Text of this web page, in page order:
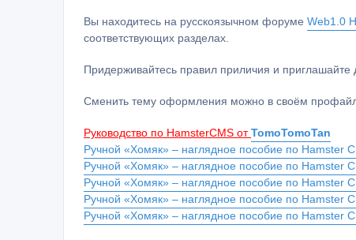
Вы находитесь на русскоязычном форуме Web1.0
соответствующих разделах.
Придерживайтесь правил приличия и
Сменить тему оформления можно в своём
Руководство по HamsterCMS от TomoTomoTan
Ручной «Хомяк» – наглядное пособие по Hamster
Ручной «Хомяк» – наглядное пособие по Hamster
Ручной «Хомяк» – наглядное пособие по Hamster
Ручной «Хомяк» – наглядное пособие по Hamster
Ручной «Хомяк» – наглядное пособие по Hamster